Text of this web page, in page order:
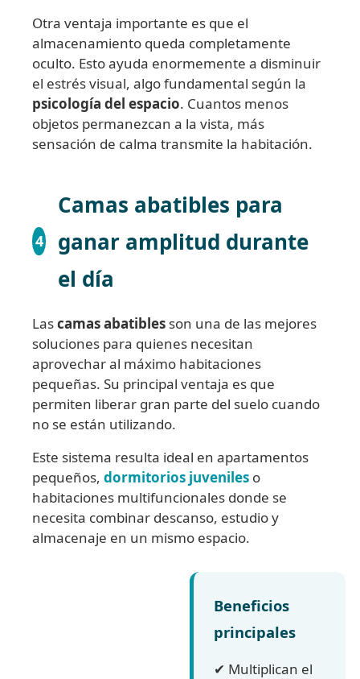
Otra ventaja importante es que el
almacenamiento queda completamente
oculto. Esto ayuda enormemente a disminuir
el estrés visual, algo fundamental según la
psicología del espacio. Cuantos menos
objetos permanezcan a la vista, más
sensación de calma transmite la habitación.
4
Camas abatibles para
ganar amplitud durante
el día
Lascamas abatibles son una de las mejores
soluciones para quienes necesitan
aprovechar al máximo habitaciones
pequeñas. Su principal ventaja es que
permiten liberar gran parte del suelo cuando
no se están utilizando.
Este sistema resulta ideal en apartamentos
pequeños, dormitorios juveniles o
habitaciones multifuncionales donde se
necesita combinar descanso, estudio y
almacenaje en un mismo espacio.
Beneficios
principales
✔ Multiplican el